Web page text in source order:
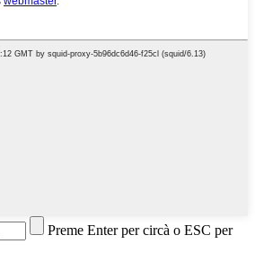
Preme Enter per circà o ESC per